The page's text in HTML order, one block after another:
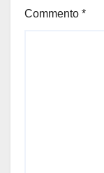
Commento *